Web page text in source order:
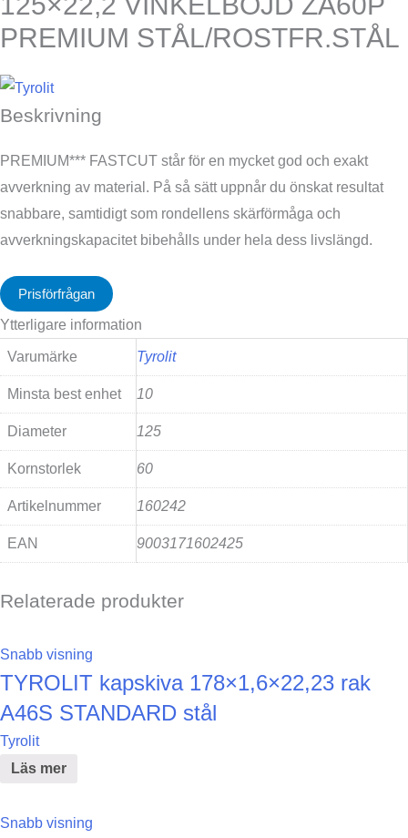
PREMIUM STÅL/ROSTFR.STÅL
Beskrivning
PREMIUM*** FASTCUT står för en mycket god och exakt
avverkning av material. På så sätt uppnår du önskat resultat
snabbare, samtidigt som rondellens skärförmåga och
avverkningskapacitet bibehålls under hela dess livslängd.
Prisförfrågan
Ytterligare information
Varumärke Tyrolit
Minsta best enhet 10
Diameter 125
Kornstorlek 60
Artikelnummer 160242
EAN 9003171602425
Relaterade produkter
Snabb visning
TYROLIT kapskiva 178×1,6×22,23 rak
A46S STANDARD stål
Tyrolit
Läs mer
Snabb visning